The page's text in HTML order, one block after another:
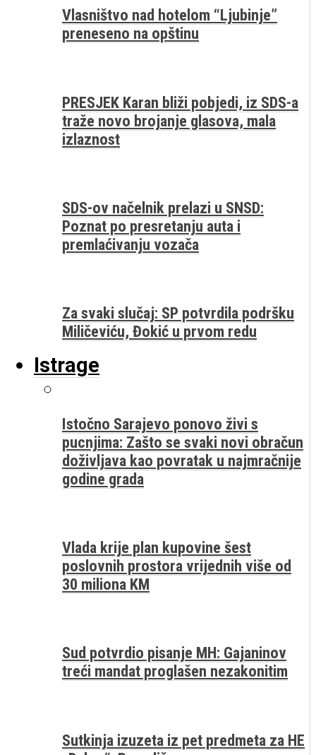
Vlasništvo nad hotelom “Ljubinje”
preneseno na opštinu
PRESJEK Karan bliži pobjedi, iz SDS-a
traže novo brojanje glasova, mala
izlaznost
SDS-ov načelnik prelazi u SNSD:
Poznat po presretanju auta i
premlaćivanju vozača
Za svaki slučaj: SP potvrdila podršku
Miličeviću, Đokić u prvom redu
Istrage
Istočno Sarajevo ponovo živi s
pucnjima: Zašto se svaki novi obračun
doživljava kao povratak u najmračnije
godine grada
Vlada krije plan kupovine šest
poslovnih prostora vrijednih više od
30 miliona KM
Sud potvrdio pisanje MH: Gajaninov
treći mandat proglašen nezakonitim
Sutkinja izuzeta iz pet predmeta za HE